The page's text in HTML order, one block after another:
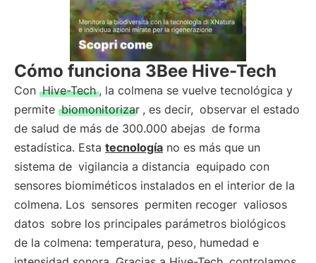
Cómo funciona 3Bee Hive-Tech
Con Hive-Tech , la colmena se vuelve tecnológica y
permite biomonitorizar , es decir, observar el estado
de salud de más de 300.000 abejas de forma
estadística. Esta tecnología no es más que un
sistema de vigilancia a distancia equipado con
sensores biomiméticos instalados en el interior de la
colmena. Los sensores permiten recoger valiosos
datos sobre los principales parámetros biológicos
de la colmena: temperatura, peso, humedad e